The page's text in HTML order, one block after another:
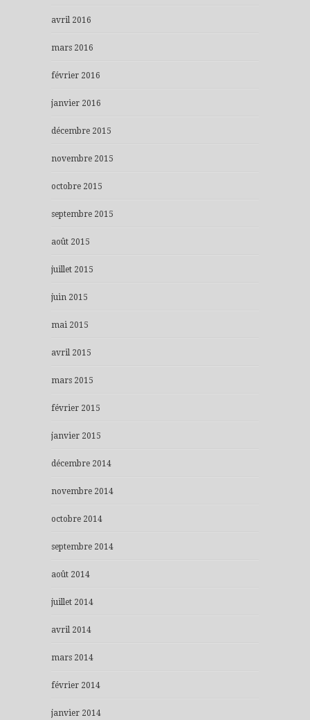
avril 2016
mars 2016
février 2016
janvier 2016
décembre 2015
novembre 2015
octobre 2015
septembre 2015
août 2015
juillet 2015
juin 2015
mai 2015
avril 2015
mars 2015
février 2015
janvier 2015
décembre 2014
novembre 2014
octobre 2014
septembre 2014
août 2014
juillet 2014
avril 2014
mars 2014
février 2014
janvier 2014